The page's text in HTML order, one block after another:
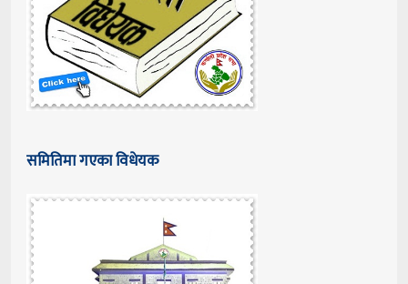
समितिमा गएका विधेयक